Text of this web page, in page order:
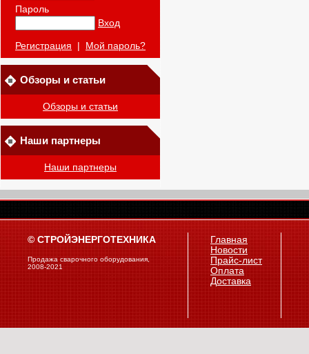
Пароль
Вход
Регистрация Мой пароль?
Обзоры и статьи
Обзоры и статьи
Наши партнеры
Наши партнеры
© СТРОЙЭНЕРГОТЕХНИКА
Продажа сварочного оборудования,
2008-2021
Главная
Новости
Прайс-лист
Оплата
Доставка